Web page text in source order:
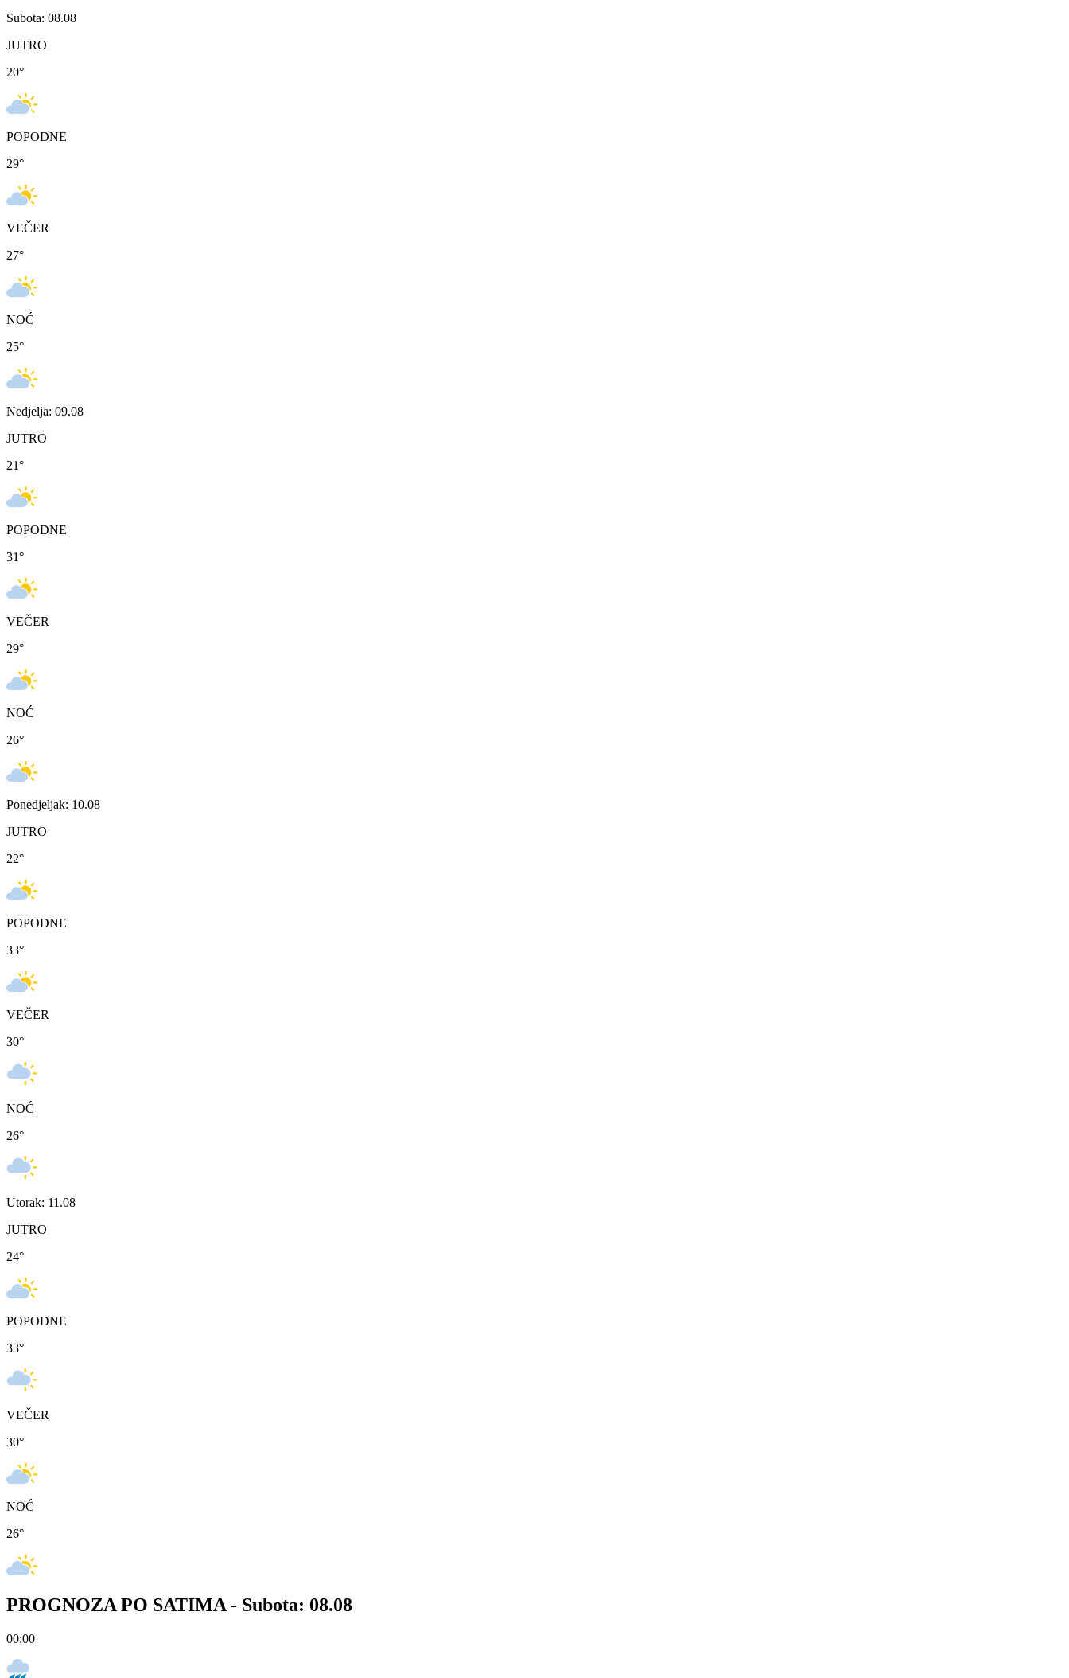
Subota: 08.08
JUTRO
20°
POPODNE
29°
VEČER
27°
NOĆ
25°
Nedjelja: 09.08
JUTRO
21°
POPODNE
31°
VEČER
29°
NOĆ
26°
Ponedjeljak: 10.08
JUTRO
22°
POPODNE
33°
VEČER
30°
NOĆ
26°
Utorak: 11.08
JUTRO
24°
POPODNE
33°
VEČER
30°
NOĆ
26°
PROGNOZA PO SATIMA - Subota: 08.08
00:00